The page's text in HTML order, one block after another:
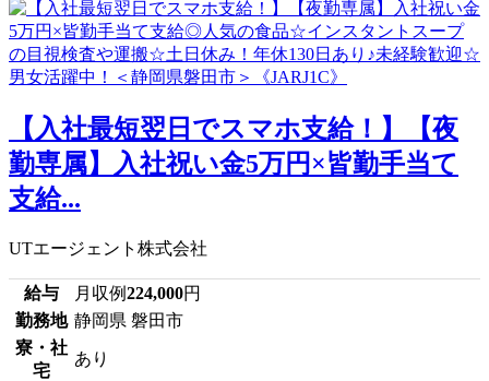
【入社最短翌日でスマホ支給！】【夜
勤専属】入社祝い金5万円×皆勤手当て
支給...
UTエージェント株式会社
給与 月収例224,000円
勤務地 静岡県 磐田市
寮・社
宅
あり